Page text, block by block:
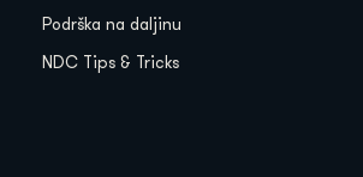
Podrška na daljinu
NDC Tips & Tricks